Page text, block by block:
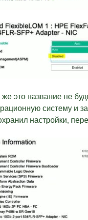
это название не
систему и
настройки,